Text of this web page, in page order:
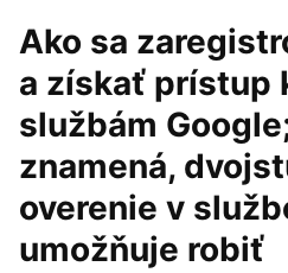
Ako sa
a získať prístup
službám
znamená,
overenie v
umožňuje robiť